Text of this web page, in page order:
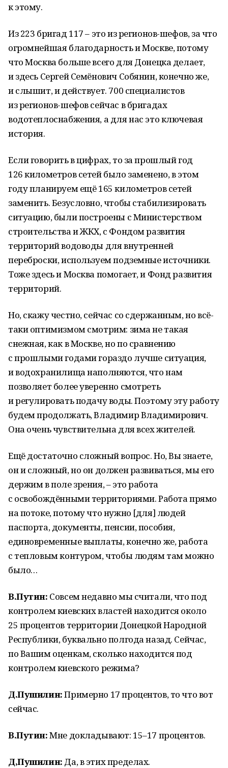
к этому.
Из 223 бригад 117 – это из регионов-шефов, за что
огромнейшая благодарность и Москве, потому
что Москва больше всего для Донецка делает,
и здесь Сергей Семёнович Собянин, конечно же,
и слышит, и действует. 700 специалистов
из регионов-шефов сейчас в бригадах
водотеплоснабжения, а для нас это ключевая
история.
Если говорить в цифрах, то за прошлый год
126 километров сетей было заменено, в этом
году планируем ещё 165 километров сетей
заменить. Безусловно, чтобы стабилизировать
ситуацию, были построены с Министерством
строительства и ЖКХ, с Фондом развития
территорий водоводы для внутренней
переброски, используем подземные источники.
Тоже здесь и Москва помогает, и Фонд развития
территорий.
Но, скажу честно, сейчас со сдержанным, но всё-
таки оптимизмом смотрим: зима не такая
снежная, как в Москве, но по сравнению
с прошлыми годами гораздо лучше ситуация,
и водохранилища наполняются, что нам
позволяет более уверенно смотреть
и регулировать подачу воды. Поэтому эту работу
будем продолжать, Владимир Владимирович.
Она очень чувствительна для всех жителей.
Ещё достаточно сложный вопрос. Но, Вы знаете,
он и сложный, но он должен развиваться, мы его
держим в поле зрения, – это работа
с освобождёнными территориями. Работа прямо
на потоке, потому что нужно [для] людей
паспорта, документы, пенсии, пособия,
единовременные выплаты, конечно же, работа
с тепловым контуром, чтобы людям там можно
было…
В.Путин: Совсем недавно мы считали, что под
контролем киевских властей находится около
25 процентов территории Донецкой Народной
Республики, буквально полгода назад. Сейчас,
по Вашим оценкам, сколько находится под
контролем киевского режима?
Д.Пушилин:Примерно 17 процентов, то что вот
сейчас.
В.Путин:Мне докладывают: 15–17 процентов.
Д,Пушилин: Да, в этих пределах.